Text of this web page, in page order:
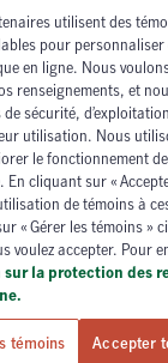
»stylisée et le nom
de La
utilisent sous licence. ©
réservés. Manuvie,
peuvent varier. Vous
de Manuvie ou avec
vos besoins en matière
utilisent des
pour
en ligne. Nous
renseignements, et
sécurité,
utilisation. Nous
le fonctionnement
En cliquant sur «
de témoins à
« Gérer les témoins »
voulez accepter. Pour
sur la protection des
témoins Accepter